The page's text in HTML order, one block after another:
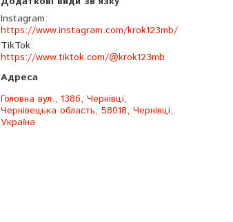
Instagram
https://www.instagram.com/krok123mb/
TikTok
https://www.tiktok.com/@krok123mb
Головна вул., 138б, Чернівці,
Чернівецька область, 58018, Чернівці,
Україна